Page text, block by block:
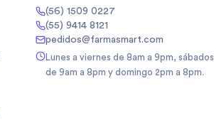
(56) 1509 0227
(55) 9414 8121
pedidos@farmasmart.com
Lunes a viernes de 8am a 9pm, sábados
de 9am a 8pm y domingo 2pm a 8pm.